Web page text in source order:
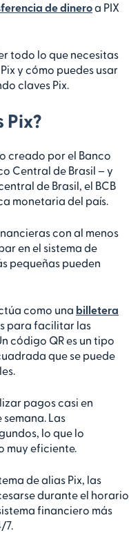
de dineroa PIX
todo lo que necesitas
y cómo puedes usar
claves Pix.
Pix?
creado por el Banco
Central de Brasil – y
de Brasil, el BCB
monetaria del país.
con al menos
en el sistema de
pequeñas pueden
como una billetera
para facilitar las
código QR es un tipo
que se puede
pagos casi en
Las
lo que lo
muy eficiente.
de alias Pix, las
durante el horario
financiero más
7.